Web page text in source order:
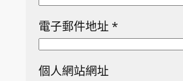
電子郵件地址 *
個人網站網址